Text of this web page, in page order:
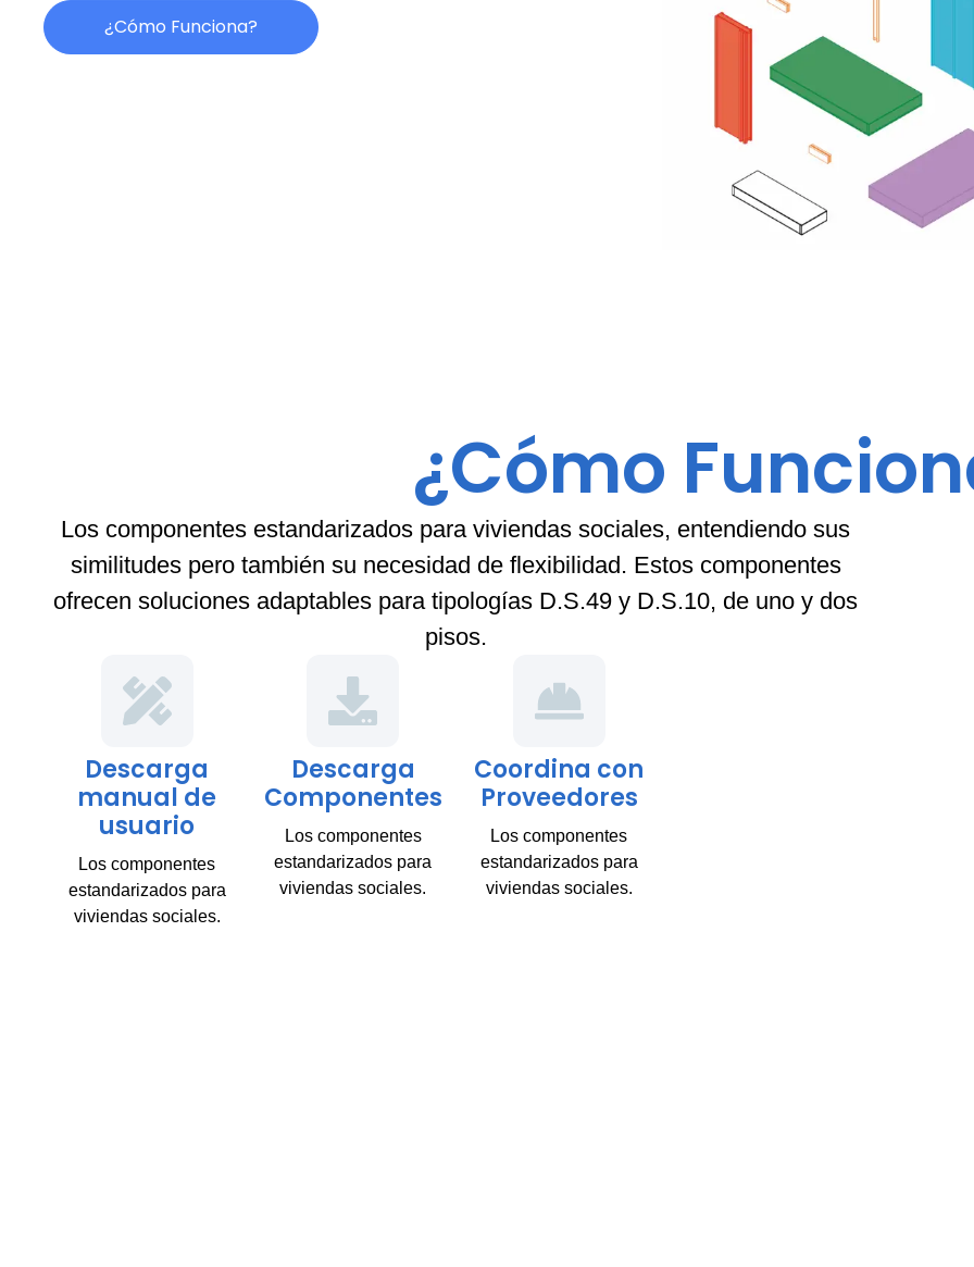
¿cómo Funciona?
¿Cómo
Los componentes estandarizados para viviendas sociales, entendiendo sus
similitudes pero también su necesidad de flexibilidad. Estos componentes
ofrecen soluciones adaptables para tipologías D.S.49 y D.S.10, de uno y dos
pisos.
Descarga
manual de
usuario
Los componentes
estandarizados para
viviendas sociales.
Descarga
Componentes
Los componentes
estandarizados para
viviendas sociales.
Coordina con
Proveedores
Los componentes
estandarizados para
viviendas sociales.